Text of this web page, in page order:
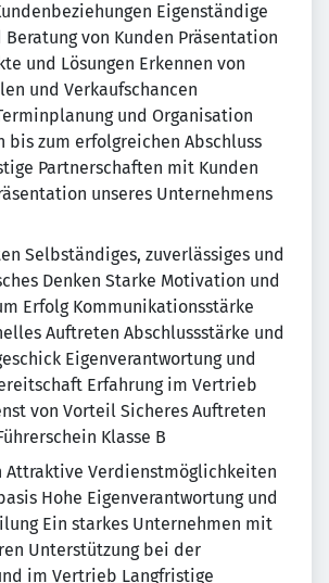
Eigenständige
Beratung von Kunden Präsentation
und Lösungen Erkennen von
und Verkaufschancen
und Organisation
bis zum erfolgreichen Abschluss
Partnerschaften mit Kunden
unseres Unternehmens
Selbständiges, zuverlässiges und
Denken Starke Motivation und
Erfolg Kommunikationsstärke
Auftreten Abschlussstärke und
Eigenverantwortung und
Erfahrung im Vertrieb
von Vorteil Sicheres Auftreten
Klasse B
Attraktive Verdienstmöglichkeiten
Hohe Eigenverantwortung und
Ein starkes Unternehmen mit
Unterstützung bei der
im Vertrieb Langfristige